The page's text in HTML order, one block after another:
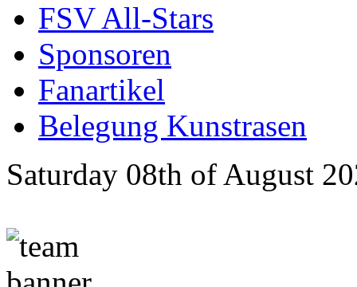
FSV All-Stars
Sponsoren
Fanartikel
Belegung Kunstrasen
Saturday 08th of August